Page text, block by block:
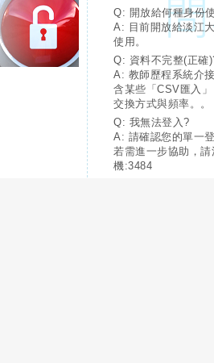
Q: 開放給何種身份
A: 目前開放給淡江
使用。
Q: 資料不完整(正確
A: 教師歷程系統介
含某些「CSV匯入
交換方式與頻率。。
Q: 我無法登入?
A: 請確認您的單一
若需進一步協助，
機:3484